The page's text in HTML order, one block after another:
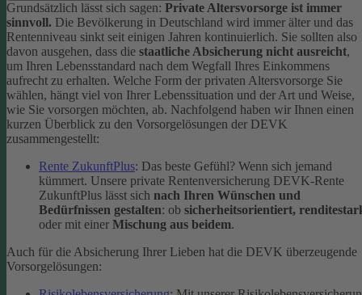
Grundsätzlich lässt sich sagen: Private Altersvorsorge ist immer
sinnvoll. Die Bevölkerung in Deutschland wird immer älter und das
Rentenniveau sinkt seit einigen Jahren kontinuierlich. Sie sollten also
davon ausgehen, dass die staatliche Absicherung nicht ausreicht,
um Ihren Lebensstandard nach dem Wegfall Ihres Einkommens
aufrecht zu erhalten. Welche Form der privaten Altersvorsorge Sie
wählen, hängt viel von Ihrer Lebenssituation und der Art und Weise,
wie Sie vorsorgen möchten, ab. Nachfolgend haben wir Ihnen einen
kurzen Überblick zu den Vorsorgelösungen der DEVK
zusammengestellt:
Rente ZukunftPlus: Das beste Gefühl? Wenn sich jemand
kümmert. Unsere private Rentenversicherung DEVK-Rente
ZukunftPlus lässt sich nach Ihren Wünschen und
Bedürfnissen gestalten: ob sicherheitsorientiert,
oder mit einer Mischung aus beidem.
Auch für die Absicherung Ihrer Lieben hat die DEVK überzeugende
Vorsorgelösungen: